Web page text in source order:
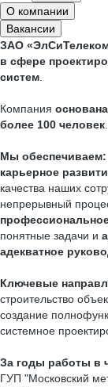
О компании
Вакансии
ЗАО
в сфере
систем
Компания
более 100 человек
Мы обеспечиваем:
карьерное
качества наших
непрерывный
понятные задачи и
адекватное
Ключевые
строительство
создание
системное
За годы работы в
ГУП "Московский